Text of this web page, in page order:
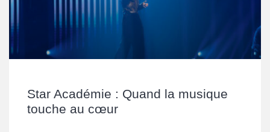
Star Académie : Quand la musique
touche au cœur